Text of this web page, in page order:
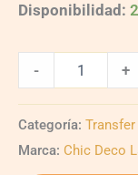
Disponibilidad:
- +
Categoría:
Marca: Chic Deco